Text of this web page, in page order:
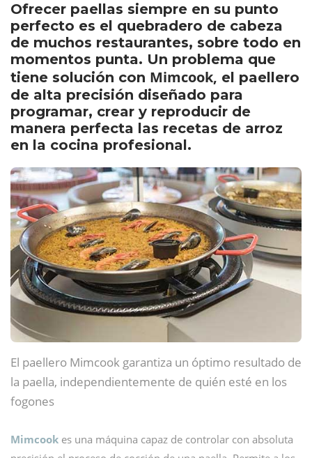
Ofrecer paellas siempre en su punto
perfecto es el quebradero de cabeza
de muchos restaurantes, sobre todo en
momentos punta. Un problema que
tiene solución con Mimcook, el paellero
de alta precisión diseñado para
programar, crear y reproducir de
manera perfecta las recetas de arroz
en la cocina profesional.
El paellero Mimcook garantiza un óptimo resultado de
la paella, independientemente de quién esté en los
fogones
Mimcook es una máquina capaz de controlar con absoluta